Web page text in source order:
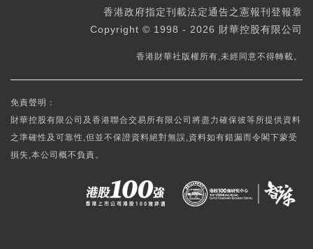
香港政府指定刊載法定通告之憲報刊登報章
Copyright © 1998 - 2026 財華控股有限公司
香港財華社版權所有,未經同意不得轉載。
免責聲明：
財華控股有限公司及香港聯合交易所有限公司將盡力確保彼等所提供資料
之準確性及可靠性,但並不保證資料絕對無誤,資料如有錯漏而令閣下蒙受
損失,本公司概不負責。